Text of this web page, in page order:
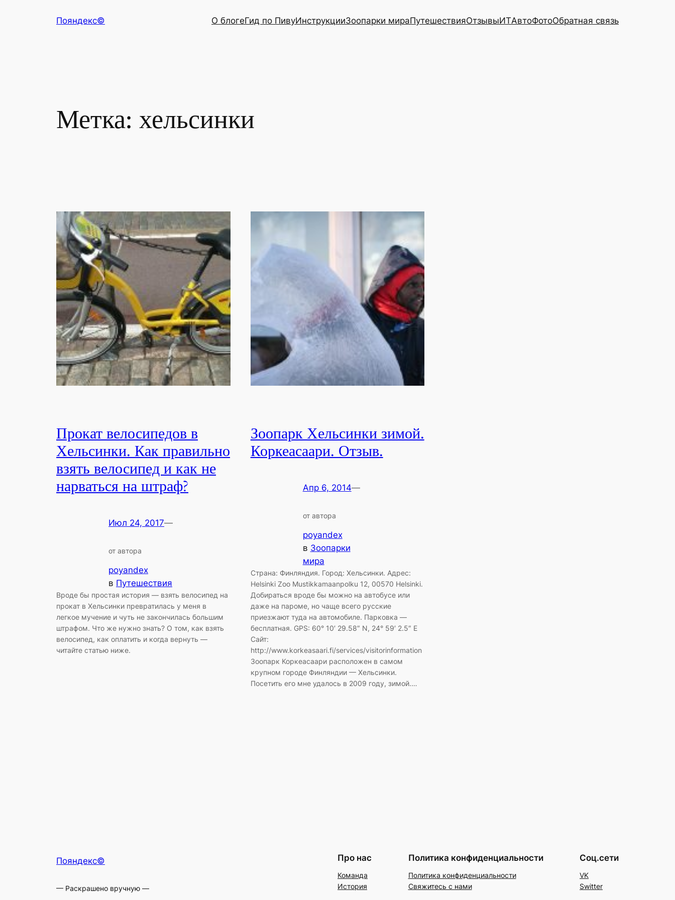
Пояндекс© О блогеГид по ПивуИнструкцииЗоопарки мираПутешествияОтзывыИТАвтоФотоОбратная связь
Метка: хельсинки
Прокат велосипедов в
Хельсинки. Как правильно
взять велосипед и как не
нарваться на штраф?
Июл 24, 2017—
от автора
poyandex
в Путешествия
Вроде бы простая история — взять велосипед на
прокат в Хельсинки превратилась у меня в
легкое мучение и чуть не закончилась большим
штрафом. Что же нужно знать? О том, как взять
велосипед, как оплатить и когда вернуть —
читайте статью ниже.
Зоопарк Хельсинки зимой.
Коркеасаари. Отзыв.
Апр 6, 2014—
от автора
poyandex
в Зоопарки
мира
Страна: Финляндия. Город: Хельсинки. Адрес:
Helsinki Zoo Mustikkamaanpolku 12, 00570 Helsinki.
Добираться вроде бы можно на автобусе или
даже на пароме, но чаще всего русские
приезжают туда на автомобиле. Парковка —
бесплатная. GPS: 60° 10′ 29.58″ N, 24° 59′ 2.5″ E
Сайт:
http://www.korkeasaari.fi/services/visitorinformation
Зоопарк Коркеасаари расположен в самом
крупном городе Финляндии — Хельсинки.
Посетить его мне удалось в 2009 году, зимой.…
Пояндекс©
— Раскрашено вручную —
Про нас
Команда
История
Политика конфиденциальности
Политика конфиденциальности
Свяжитесь с нами
Соц.сети
VK
Switter